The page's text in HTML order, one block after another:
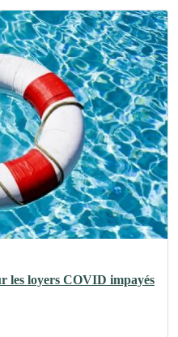
les loyers COVID impayés